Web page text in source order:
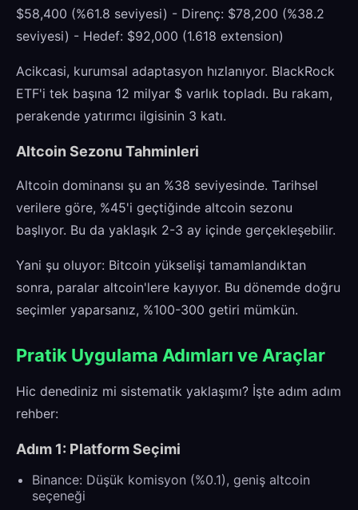
$58,400 (%61.8 seviyesi) - Direnç: $78,200 (%38.2
seviyesi) - Hedef: $92,000 (1.618 extension)
Acikcasi, kurumsal adaptasyon hızlanıyor. BlackRock
ETF'i tek başına 12 milyar $ varlık topladı. Bu rakam,
perakende yatırımcı ilgisinin 3 katı.
Altcoin Sezonu Tahminleri
Altcoin dominansı şu an %38 seviyesinde. Tarihsel
verilere göre, %45'i geçtiğinde altcoin sezonu
başlıyor. Bu da yaklaşık 2-3 ay içinde gerçekleşebilir.
Yani şu oluyor: Bitcoin yükselişi tamamlandıktan
sonra, paralar altcoin'lere kayıyor. Bu dönemde doğru
seçimler yaparsanız, %100-300 getiri mümkün.
Pratik Uygulama Adımları ve Araçlar
Hic denediniz mi sistematik yaklaşımı? İşte adım adım
rehber:
Adım 1: Platform Seçimi
Binance: Düşük komisyon (%0.1), geniş altcoin
seçeneği